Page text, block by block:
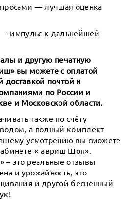
— лучшая оценка
импульс к дальнейшей
и другую печатную
вы можете с оплатой
доставкой почтой и
по России и
и Московской области.
также по счёту
а полный комплект
усмотрению вы сможете
«Гавриш Шоп».
– это реальные отзывы
и урожайность, это
и другой бесценный